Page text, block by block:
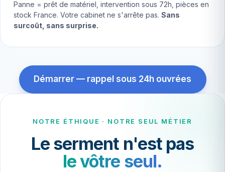
Panne = prêt de matériel, intervention sous 72h, pièces en
stock France. Votre cabinet ne s'arrête pas. Sans
surcoût, sans surprise.
Démarrer — rappel sous 24h ouvrées
NOTRE ÉTHIQUE · NOTRE SEUL MÉTIER
Le serment n'est pas
le vôtre seul.